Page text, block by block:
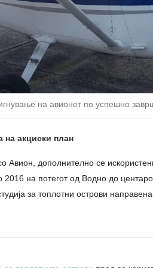
на авионот по успешно
на акциски план
Авион, дополнително се
2016 на потегот од Водно до
за топлотни острови